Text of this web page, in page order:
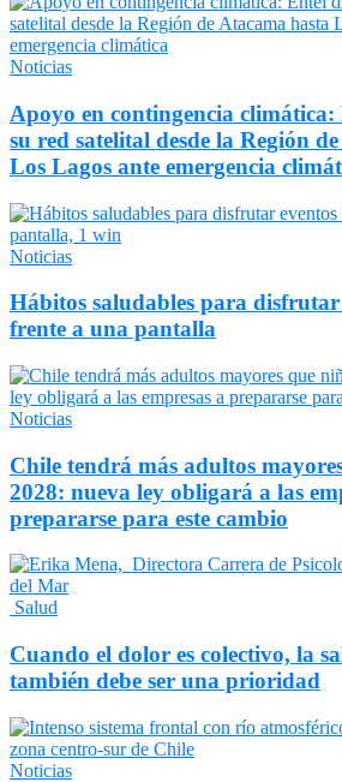
Noticias
Apoyo en contingencia
su red satelital desde la Región
Los Lagos ante emergencia
Noticias
Hábitos saludables para
frente a una pantalla
Noticias
Chile tendrá más adultos
2028: nueva ley obligará a las
prepararse para este cambio
Salud
Cuando el dolor es colectivo, la
también debe ser una prioridad
Noticias